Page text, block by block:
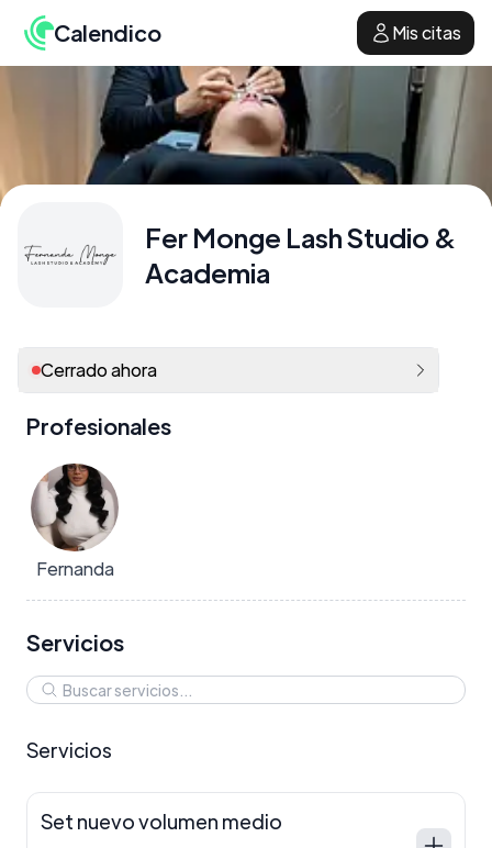
Calendico Mis citas
Fer Monge Lash Studio &
Academia
Cerrado ahora
Profesionales
Fernanda
Servicios
Servicios
Set nuevo volumen medio